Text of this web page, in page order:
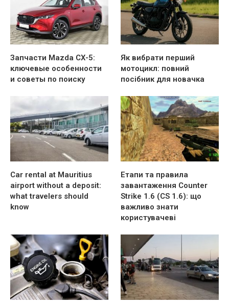
Запчасти Mazda CX-5:
ключевые особенности
и советы по поиску
Як вибрати перший
мотоцикл: повний
посібник для новачка
Car rental at Mauritius
airport without a deposit:
what travelers should
know
Етапи та правила
завантаження Counter
Strike 1.6 (CS 1.6): що
важливо знати
користувачеві